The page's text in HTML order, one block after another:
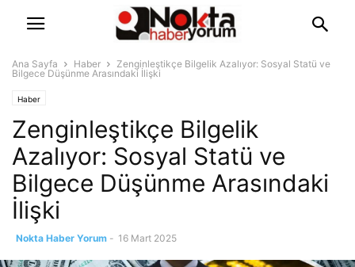
Ana Sayfa Haber
Zenginleştikçe Bilgelik Azalıyor: Sosyal Statü ve
Bilgece Düşünme Arasındaki İlişki
Haber
Zenginleştikçe Bilgelik
Azalıyor: Sosyal Statü ve
Bilgece Düşünme Arasındaki
İlişki
Nokta Haber Yorum - 16 Mart 2025